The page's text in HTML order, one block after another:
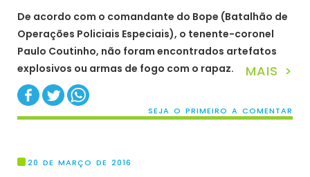
De acordo com o comandante do Bope (Batalhão de
Operações Policiais Especiais), o tenente-coronel
Paulo Coutinho, não foram encontrados artefatos
explosivos ou armas de fogo com o rapaz.
MAIS >
SEJA O PRIMEIRO A COMENTAR
20 DE MARÇO DE 2016